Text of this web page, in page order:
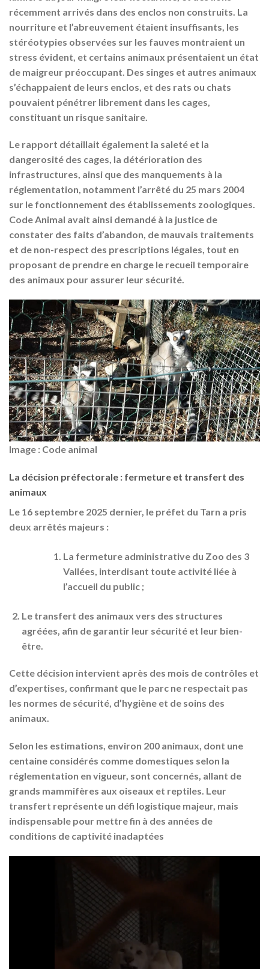
récemment arrivés dans des enclos non construits. La
nourriture et l’abreuvement étaient insuffisants, les
stéréotypies observées sur les fauves montraient un
stress évident, et certains animaux présentaient un état
de maigreur préoccupant. Des singes et autres animaux
s’échappaient de leurs enclos, et des rats ou chats
pouvaient pénétrer librement dans les cages,
constituant un risque sanitaire.
Le rapport détaillait également la saleté et la
dangerosité des cages, la détérioration des
infrastructures, ainsi que des manquements à la
réglementation, notamment l’arrêté du 25 mars 2004
sur le fonctionnement des établissements zoologiques.
Code Animal avait ainsi demandé à la justice de
constater des faits d’abandon, de mauvais traitements
et de non-respect des prescriptions légales, tout en
proposant de prendre en charge le recueil temporaire
des animaux pour assurer leur sécurité.
Image : Code animal
La décision préfectorale : fermeture et transfert des
animaux
Le 16 septembre 2025 dernier, le préfet du Tarn a pris
deux arrêtés majeurs :
La fermeture administrative du Zoo des 3
Vallées, interdisant toute activité liée à
l’accueil du public ;
Le transfert des animaux vers des structures
agréées, afin de garantir leur sécurité et leur bien-
être.
Cette décision intervient après des mois de contrôles et
d’expertises, confirmant que le parc ne respectait pas
les normes de sécurité, d’hygiène et de soins des
animaux.
Selon les estimations, environ 200 animaux, dont une
centaine considérés comme domestiques selon la
réglementation en vigueur, sont concernés, allant de
grands mammifères aux oiseaux et reptiles. Leur
transfert représente un défi logistique majeur, mais
indispensable pour mettre fin à des années de
conditions de captivité inadaptées